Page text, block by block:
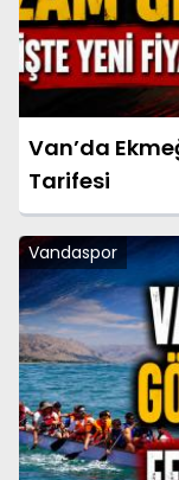
Van’da
Tarifesi
Vandaspor